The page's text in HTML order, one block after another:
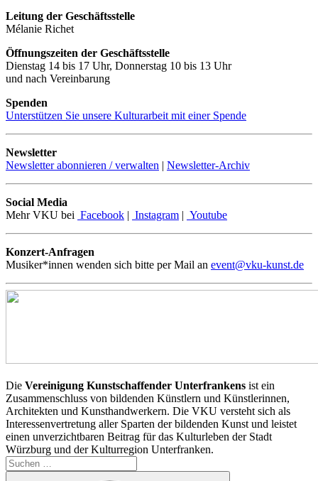
Leitung der Geschäftsstelle
Mélanie Richet
Öffnungszeiten der Geschäftsstelle
Dienstag 14 bis 17 Uhr, Donnerstag 10 bis 13 Uhr
und nach Vereinbarung
Spenden
Unterstützen Sie unsere Kulturarbeit mit einer Spende
Newsletter
Newsletter abonnieren / verwalten | Newsletter-Archiv
Social Media
Mehr VKU bei Facebook | Instagram | Youtube
Konzert-Anfragen
Musiker*innen wenden sich bitte per Mail an event@vku-kunst.de
Die Vereinigung Kunstschaffender Unterfrankens ist ein
Zusammenschluss von bildenden Künstlern und Künstlerinnen,
Architekten und Kunsthandwerkern. Die VKU versteht sich als
Interessenvertretung aller Sparten der bildenden Kunst und leistet
einen unverzichtbaren Beitrag für das Kulturleben der Stadt
Würzburg und der Kulturregion Unterfranken.
Suchen
nach: